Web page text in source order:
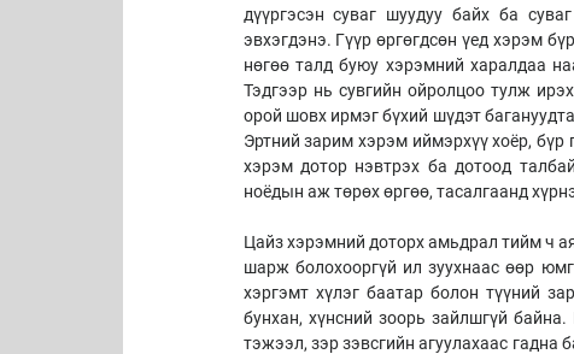
дүүргэсэн суваг шуудуу байх ба
эвхэгдэнэ. Гүүр өргөгдсөн үед хэрэм
нөгөө талд буюу хэрэмний харалдаа
Тэдгээр нь сувгийн ойролцоо тулж
орой шовх ирмэг бүхий шүдэт
Эртний зарим хэрэм иймэрхүү хоёр,
хэрэм дотор нэвтрэх ба дотоод
ноёдын аж төрөх өргөө, тасалгаанд
Цайз хэрэмний доторх амьдрал тийм ч
шарж болохооргүй ил зуухнаас өөр
хэргэмт хүлэг баатар болон түүний
бунхан, хүнсний зоорь зайлшгүй
тэжээл, зэр зэвсгийн агуулахаас гадна